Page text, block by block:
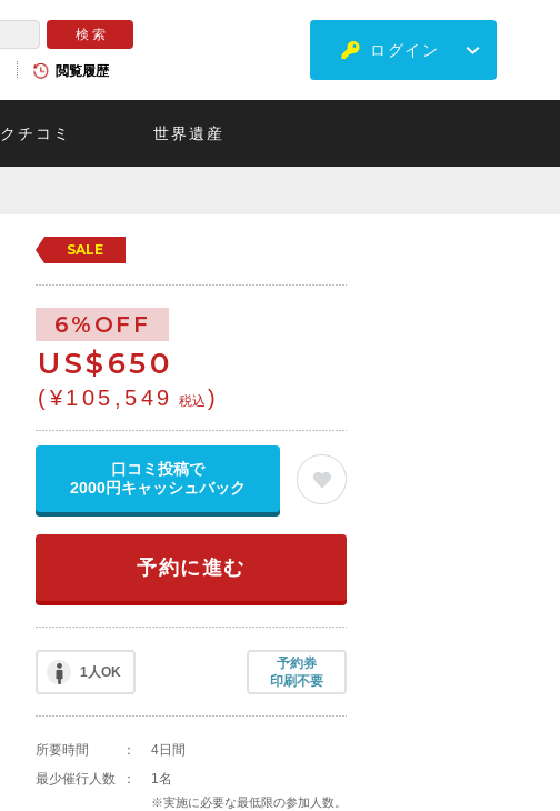
閲覧履歴
ログイン
クチコミ 世界遺産
SALE
6%OFF
US$650
(¥105,549 税込 )
口コミ投稿で
2000円キャッシュバック
予約に進む
1人OK
予約券
印刷不要
所要時間 ：
4日間
最少催行人数
： 1名
※実施に必要な最低限の参加人数。